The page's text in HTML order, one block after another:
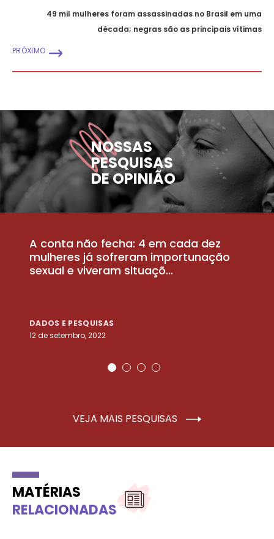
49 mil mulheres foram assassinadas no Brasil em uma
década; negras são as principais vítimas
PRÓXIMO
NOSSAS
PESQUISAS
DE OPINIÃO
A conta não fecha: 4 em cada dez
mulheres já sofreram importunação
sexual e viveram situaçõ...
DADOS E PESQUISAS
12 de setembro, 2022
VEJA MAIS PESQUISAS
MATÉRIAS
RELACIONADAS